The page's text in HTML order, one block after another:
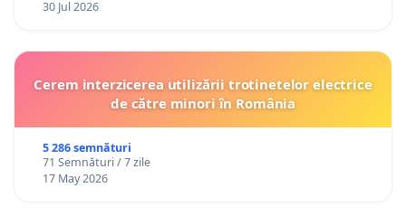
30 Jul 2026
Cerem interzicerea utilizării trotinetelor electrice
de către minori în România
5 286 semnături
71 Semnături / 7 zile
17 May 2026